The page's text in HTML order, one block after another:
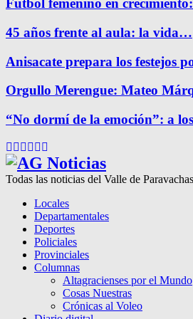
Fútbol femenino en
45 años frente al aula: la vida…
Anisacate prepara los festejos
Orgullo Merengue: Mateo
“No dormí de la emoción”: a
Facebook
Twitter
Instagram
Pinterest
Google
Todas las noticias del Valle de
Locales
Departamentales
Deportes
Policiales
Provinciales
Columnas
Altagracienses por el Mundo
Cosas Nuestras
Crónicas al Voleo